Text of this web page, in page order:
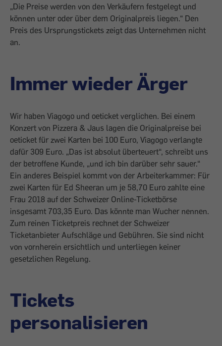
„Die Preise werden von den Verkäufern festgelegt und
können unter oder über dem Originalpreis liegen.“ Den
Preis des Ursprungstickets zeigt das Unternehmen nicht
an.
Immer wieder Ärger
Wir haben Viagogo und oeticket verglichen. Bei einem
Konzert von Pizzera & Jaus lagen die Originalpreise bei
oeticket für zwei Karten bei 100 Euro, Viagogo verlangte
dafür 309 Euro. „Das ist absolut überteuert“, schreibt uns
der betroffene Kunde, „und ich bin darüber sehr sauer.“
Ein anderes Beispiel kommt von der Arbeiterkammer: Für
zwei Karten für Ed Sheeran um je 58,70 Euro zahlte eine
Frau 2018 auf der Schweizer Online-Ticketbörse
insgesamt 703,35 Euro. Das könnte man Wucher nennen.
Zum reinen Ticketpreis rechnet der Schweizer
Ticketanbieter Aufschläge und Gebühren. Sie sind nicht
von vornherein ersichtlich und unterliegen keiner
gesetzlichen Regelung.
Tickets
personalisieren